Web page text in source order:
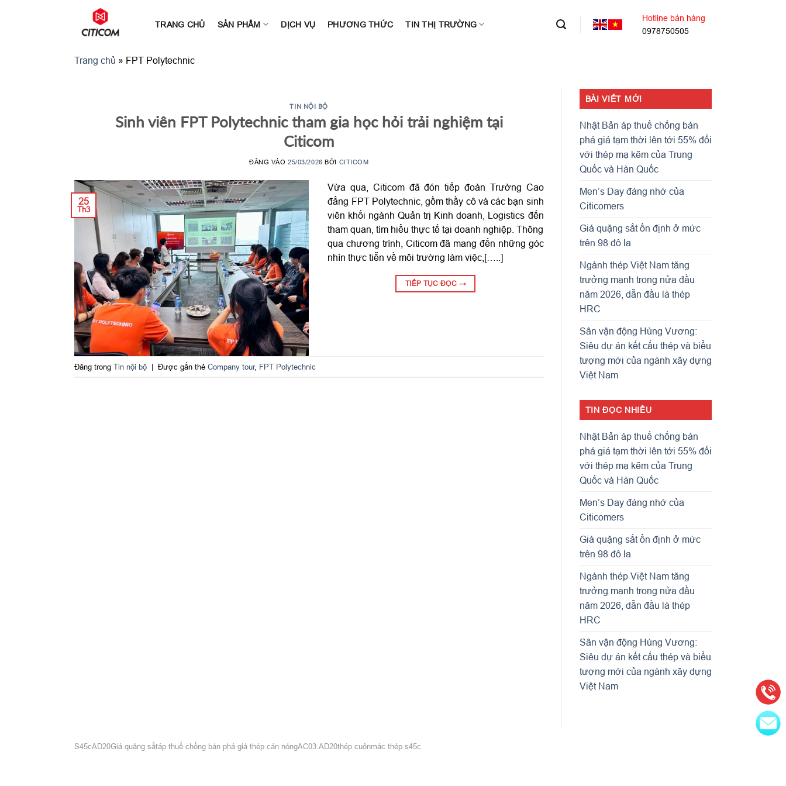
TRANG CHỦ SẢN PHẨM DỊCH VỤ PHƯƠNG THỨC TIN THỊ TRƯỜNG
Hotline bán hàng
0978750505
Trang chủ » FPT Polytechnic
TIN NỘI BỘ
Sinh viên FPT Polytechnic tham gia học hỏi trải nghiệm tại
Citicom
ĐĂNG VÀO25/03/2026 BỞI CITICOM
25
Th3
Vừa qua, Citicom đã đón tiếp đoàn Trường Cao
đẳng FPT Polytechnic, gồm thầy cô và các bạn sinh
viên khối ngành Quản trị Kinh doanh, Logistics đến
tham quan, tìm hiểu thực tế tại doanh nghiệp. Thông
qua chương trình, Citicom đã mang đến những góc
nhìn thực tiễn về môi trường làm việc,[…..]
TIẾP TỤC ĐỌC →
Đăng trong Tin nội bộ | Được gắn thẻ Company tour, FPT Polytechnic
BÀI VIẾT MỚI
Nhật Bản áp thuế chống bán
phá giá tạm thời lên tới 55% đối
với thép mạ kẽm của Trung
Quốc và Hàn Quốc
Men’s Day đáng nhớ của
Citicomers
Giá quặng sắt ổn định ở mức
trên 98 đô la
Ngành thép Việt Nam tăng
trưởng mạnh trong nửa đầu
năm 2026, dẫn đầu là thép
HRC
Sân vận động Hùng Vương:
Siêu dự án kết cấu thép và biểu
tượng mới của ngành xây dựng
Việt Nam
TIN ĐỌC NHIỀU
Nhật Bản áp thuế chống bán
phá giá tạm thời lên tới 55% đối
với thép mạ kẽm của Trung
Quốc và Hàn Quốc
Men’s Day đáng nhớ của
Citicomers
Giá quặng sắt ổn định ở mức
trên 98 đô la
Ngành thép Việt Nam tăng
trưởng mạnh trong nửa đầu
năm 2026, dẫn đầu là thép
HRC
Sân vận động Hùng Vương:
Siêu dự án kết cấu thép và biểu
tượng mới của ngành xây dựng
Việt Nam
S45cAD20Giá quặng sắtáp thuế chống bán phá giá thép cán nóngAC03.AD20thép cuộnmác thép s45c